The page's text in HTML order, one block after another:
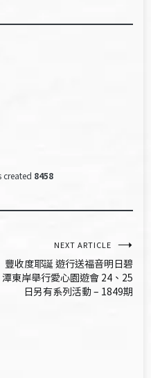
created 8458
NEXT ARTICLE
豐收度耶誕 遊行送福音明日碧
潭東岸舉行愛心園遊會 24、25
日另有系列活動 – 1849期